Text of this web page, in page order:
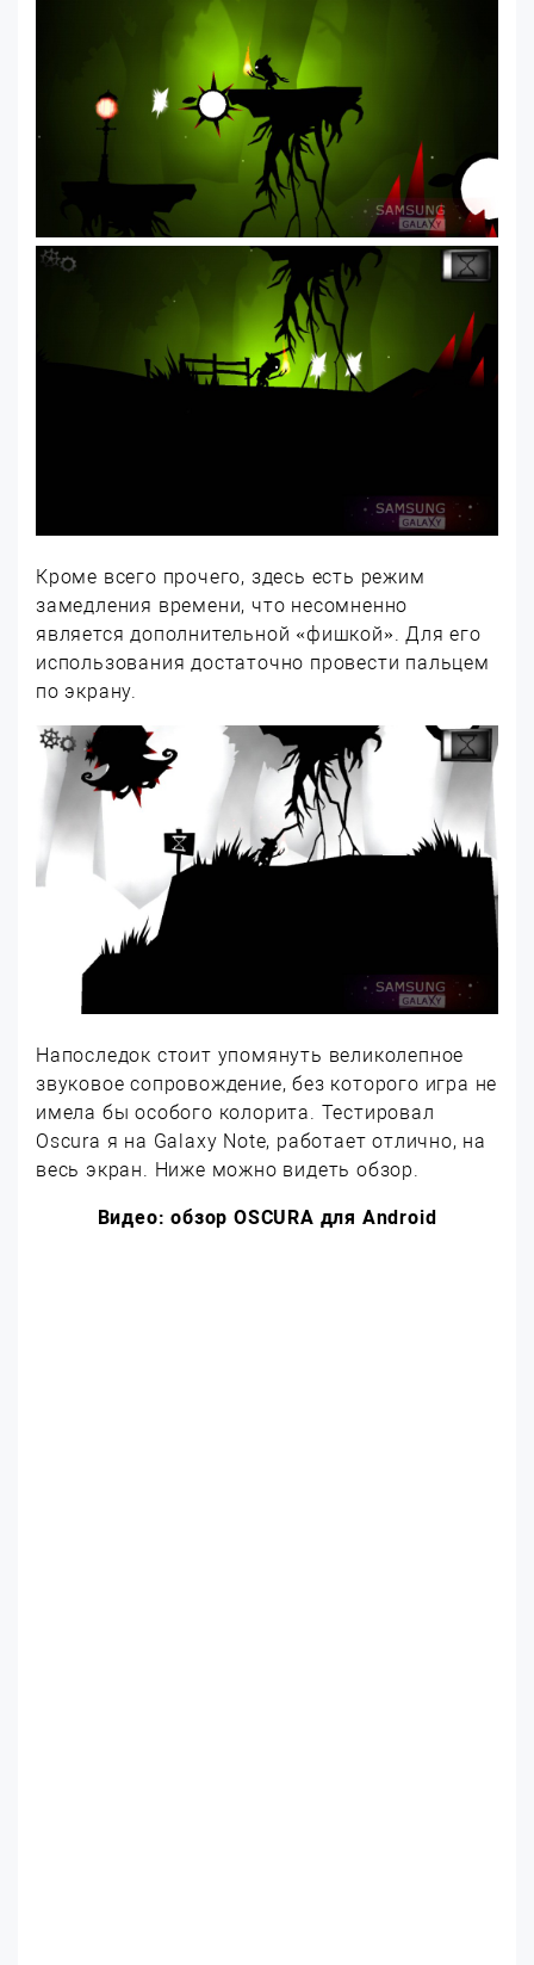
Кроме всего прочего, здесь есть режим
замедления времени, что несомненно
является дополнительной «фишкой». Для его
использования достаточно провести пальцем
по экрану.
Напоследок стоит упомянуть великолепное
звуковое сопровождение, без которого игра не
имела бы особого колорита. Тестировал
Oscura я на Galaxy Note, работает отлично, на
весь экран. Ниже можно видеть обзор.
Видео: обзор OSCURA для Android